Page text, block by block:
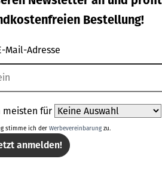
Verkaufspreis:
27,00 € UVP
Verkaufspreis:
24,30 €
Kategorie Ohrringe
Bestellung!
Mail-Adresse
meisten für
stimme ich der Werbevereinbarungzu.
anmelden!